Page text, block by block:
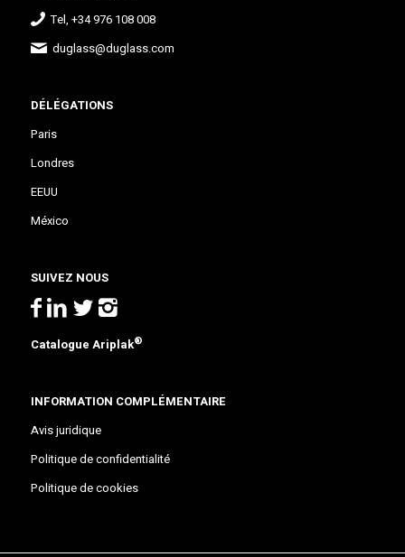
Tel, +34 976 108 008
duglass@duglass.com
DÉLÉGATIONS
Paris
Londres
EEUU
México
SUIVEZ NOUS
Catalogue Ariplak®
INFORMATION COMPLÉMENTAIRE
Avis juridique
Politique de confidentialité
Politique de cookies